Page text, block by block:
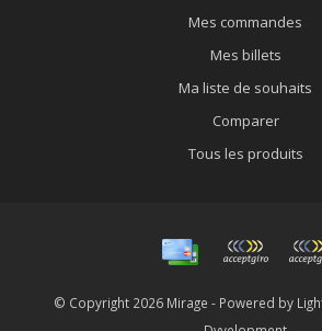
Mes commandes
Mes billets
Ma liste de souhaits
Comparer
Tous les produits
© Copyright 2026 Mirage - Powered by